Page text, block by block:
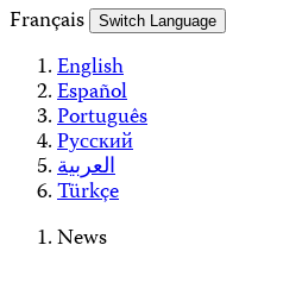
Français
Switch Language
English
Español
Português
Русский
العربية
Türkçe
News